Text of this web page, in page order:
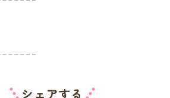
シェアする